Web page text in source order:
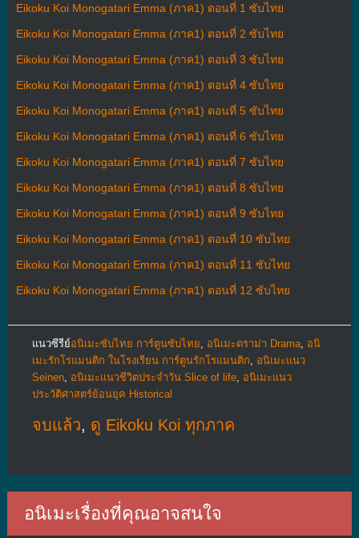
Eikoku Koi Monogatari Emma (ภาค1) ตอนที่ 1 ซับไทย
Eikoku Koi Monogatari Emma (ภาค1) ตอนที่ 2 ซับไทย
Eikoku Koi Monogatari Emma (ภาค1) ตอนที่ 3 ซับไทย
Eikoku Koi Monogatari Emma (ภาค1) ตอนที่ 4 ซับไทย
Eikoku Koi Monogatari Emma (ภาค1) ตอนที่ 5 ซับไทย
Eikoku Koi Monogatari Emma (ภาค1) ตอนที่ 6 ซับไทย
Eikoku Koi Monogatari Emma (ภาค1) ตอนที่ 7 ซับไทย
Eikoku Koi Monogatari Emma (ภาค1) ตอนที่ 8 ซับไทย
Eikoku Koi Monogatari Emma (ภาค1) ตอนที่ 9 ซับไทย
Eikoku Koi Monogatari Emma (ภาค1) ตอนที่ 10 ซับไทย
Eikoku Koi Monogatari Emma (ภาค1) ตอนที่ 11 ซับไทย
Eikoku Koi Monogatari Emma (ภาค1) ตอนที่ 12 ซับไทย
แนวซีรีย์อนิเมะซับไทย การ์ตูนซับไทย อนิเมะดราม่า Drama, อนิ
เมะรักโรแมนติก ในโรงเรียน การ์ตูนรักโรแมนติก
อนิเมะแนว
Seinen, อนิเมะแนวชีวิตประจําวัน Slice of life, อนิเมะแนว
ประวัติศาสตร์ย้อนยุค Historical
จบแล้ว, ดู Eikoku Koi ทุกภาค
อนิเมะเรื่องที่คุณอาจสนใจ